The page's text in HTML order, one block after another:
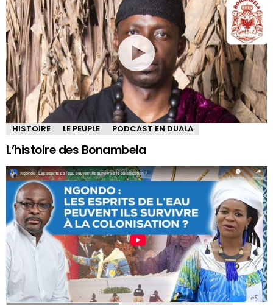
HISTOIRE LE PEUPLE PODCAST EN DUALA
L’histoire des Bonambela